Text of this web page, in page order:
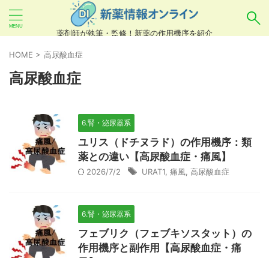
薬剤師が執筆・監修！新薬の作用機序を紹介
ていませんので、製品名・一般名・キーワードな
カタカナ
でご入力ください。
良い例：テセントリク
悪い例：てせんとりく テセンタリク
HOME > 高尿酸血症
高尿酸血症
6.腎・泌尿器系
ユリス（ドチヌラド）の作用機序：類
薬との違い【高尿酸血症・痛風】
2026/7/2 URAT1 痛風 高尿酸血症
6.腎・泌尿器系
フェブリク（フェブキソスタット）の
作用機序と副作用【高尿酸血症・痛